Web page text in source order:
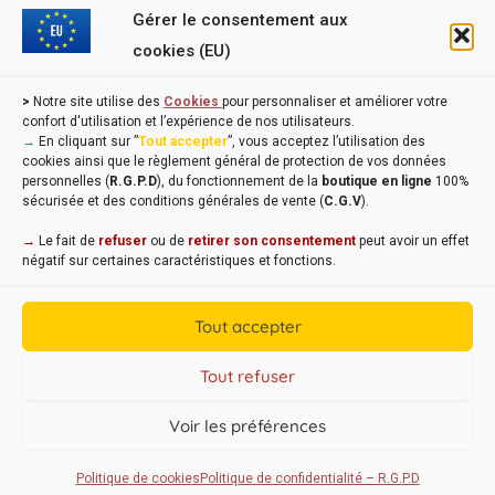
Gérer le consentement aux
cookies (EU)
> Notre site utilise des Cookies pour personnaliser et améliorer votre
confort d'utilisation et l’expérience de nos utilisateurs.
→ En cliquant sur ”Tout accepter”, vous acceptez l’utilisation des
cookies ainsi que le règlement général de protection de vos données
personnelles ( R.G.P.D), du fonctionnement de la boutique en ligne 100%
sécurisée et des conditions générales de vente (C.G.V).
→ Le fait de refuser ou de retirer son consentement peut avoir un effet
négatif sur certaines caractéristiques et fonctions.
Tout accepter
Tout refuser
Voir les préférences
Politique de cookies Politique de confidentialité – R.G.P.D
consommer avec modération !"
Copyright CAP'C 2019
Designed byWEB3-DESIGN